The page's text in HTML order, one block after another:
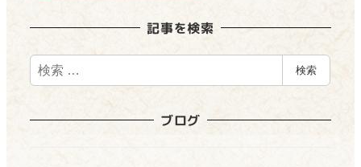
記事を検索
検
索
検索
ブログ